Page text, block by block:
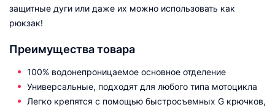
защитные дуги или даже их можно использовать как
рюкзак!
Преимущества товара
100% водонепроницаемое основное отделение
Универсальные, подходят для любого типа мотоцикла
Легко крепятся с помощью быстросъемных G крючков,